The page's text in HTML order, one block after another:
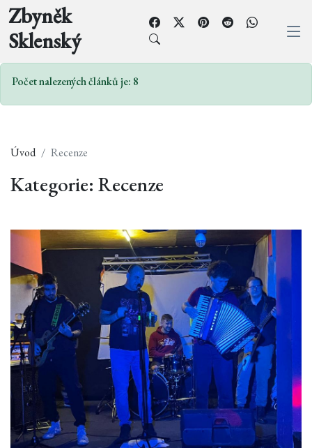
Zbyněk
Sklenský
Počet nalezených článků je: 8
Úvod Recenze
Kategorie: Recenze